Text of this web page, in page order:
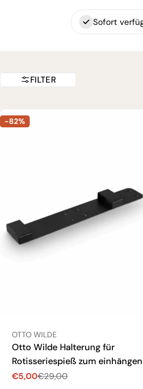
Sofort
FILTER
-82%
VERKÄUFER:
OTTO WILDE
Otto Wilde Halterung für
Rotisseriespieß zum einhängen
Verkaufspreis
€5,00
Regulärer€29,00